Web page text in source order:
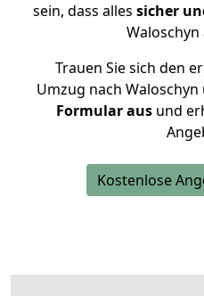
sein, dass alles sicher
Trauen Sie sich den
Umzug nach Waloschyn
Formular ausund
Kostenlose